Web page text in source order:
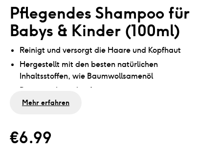
Pflegendes Shampoo für
Babys & Kinder (100ml)
Reinigt und versorgt die Haare und Kopfhaut
Hergestellt mit den besten natürlichen
Inhaltsstoffen, wie Baumwollsamenöl
Brennt nicht in den Augen
Ohne Sulfate, Silikone und Mikroplastik
Mehr erfahren
€6.99